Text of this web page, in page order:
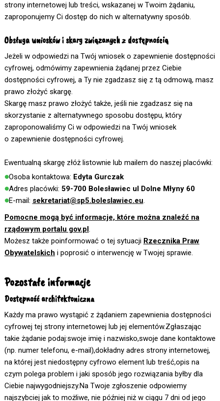
strony internetowej lub treści, wskazanej w Twoim żądaniu,
zaproponujemy Ci dostęp do nich w alternatywny sposób.
Obsługa wniosków i skarg związanych z dostępnością
Jeżeli w odpowiedzi na Twój wniosek o zapewnienie dostępności
cyfrowej, odmówimy zapewnienia żądanej przez Ciebie
dostępności cyfrowej, a Ty nie zgadzasz się z tą odmową, masz
prawo złożyć skargę.
Skargę masz prawo złożyć także, jeśli nie zgadzasz się na
skorzystanie z alternatywnego sposobu dostępu, który
zaproponowaliśmy Ci w odpowiedzi na Twój wniosek
o zapewnienie dostępności cyfrowej.
Ewentualną skargę złóż listownie lub mailem do naszej placówki:
Osoba kontaktowa: Edyta Gurczak
Adres placówki: 59-700 Bolesławiec ul Dolne Młyny 60
E-mail: sekretariat@sp5.boleslawiec.eu.
Pomocne mogą być informacje, które można znaleźć na
rządowym portalu gov.pl.
Możesz także poinformować o tej sytuacji Rzecznika Praw
Obywatelskich i poprosić o interwencję w Twojej sprawie.
Pozostałe informacje
Dostępność architektoniczna
Każdy ma prawo wystąpić z żądaniem zapewnienia dostępności
cyfrowej tej strony internetowej lub jej elementów.Zgłaszając
takie żądanie podaj:swoje imię i nazwisko,swoje dane kontaktowe
(np. numer telefonu, e-mail),dokładny adres strony internetowej,
na której jest niedostępny cyfrowo element lub treść,opis na
czym polega problem i jaki sposób jego rozwiązania byłby dla
Ciebie najwygodniejszy.Na Twoje zgłoszenie odpowiemy
najszybciej jak to możliwe, nie później niż w ciągu 7 dni od jego